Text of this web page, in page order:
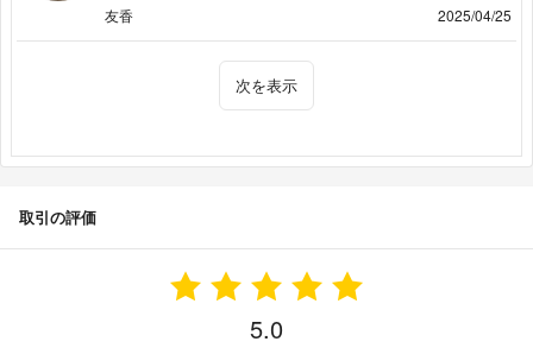
友香
2025/04/25
次を表示
取引の評価
5.0